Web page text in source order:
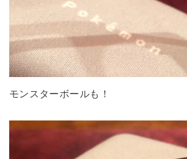
モンスターボールも！